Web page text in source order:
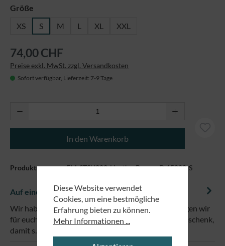
Größe
XS
S M L XL XXL
74,00 CHF
Preise exkl. MwSt. zzgl. Versandkosten
Sofort verfügbar, Lieferzeit: 7-9 Tage
Produkt Anzahl: Gib den gewünschten
In den Warenkorb
Produktnummer:EM-STSU202-HeatherBrown-D 15020-S
Auf einem Blick
Wir haben eine wundervolle Botschaft und die bringen wir
für euch auf Hoodies! Ob für euch selbst oder als Geschenk,
damit s…
Diese Website verwendet
Cookies, um eine bestmögliche
Erfahrung bieten zu können.
Mehr Informationen ...